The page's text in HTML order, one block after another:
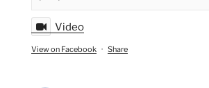
Video
View on Facebook · Share